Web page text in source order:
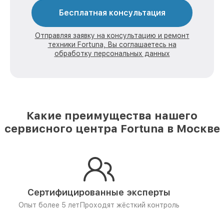
Бесплатная консультация
Отправляя заявку на консультацию и ремонт
техники Fortuna, Вы соглашаетесь на
обработку персональных данных
Какие преимущества нашего
сервисного центра Fortuna в Москве
Сертифицированные эксперты
Опыт более 5 лет Проходят жёсткий контроль